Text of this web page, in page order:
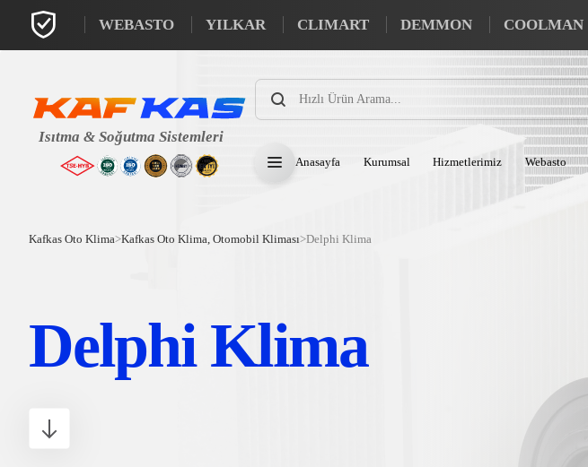
WEBASTO YILKAR CLIMART DEMMON COOLMAN
Products
search
Anasayfa Kurumsal Hizmetlerimiz Webasto
Kafkas Oto Klima>Kafkas Oto Klima, Otomobil Kliması>Delphi Klima
Delphi Klima